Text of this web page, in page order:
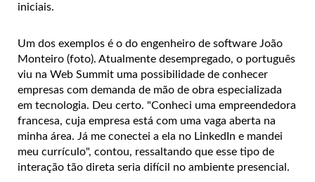
iniciais.
Um dos exemplos é o do engenheiro de software João
Monteiro (foto). Atualmente desempregado, o português
viu na Web Summit uma possibilidade de conhecer
empresas com demanda de mão de obra especializada
em tecnologia. Deu certo. "Conheci uma empreendedora
francesa, cuja empresa está com uma vaga aberta na
minha área. Já me conectei a ela no LinkedIn e mandei
meu currículo", contou, ressaltando que esse tipo de
interação tão direta seria difícil no ambiente presencial.